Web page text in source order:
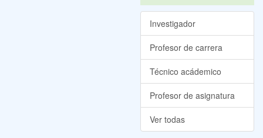
Investigador
Profesor de carrera
Técnico acádemico
Profesor de asignatura
Ver todas